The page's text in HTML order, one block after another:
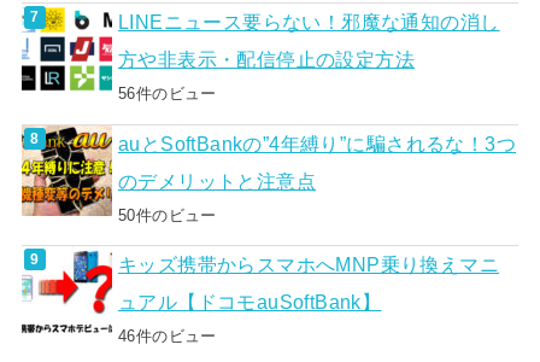
LINEニュース要らない！邪魔な通知の消し
方や非表示・配信停止の設定方法
56件のビュー
auとSoftBankの”4年縛り”に騙されるな！3つ
のデメリットと注意点
50件のビュー
キッズ携帯からスマホへMNP乗り換えマニ
ュアル【ドコモauSoftBank】
46件のビュー